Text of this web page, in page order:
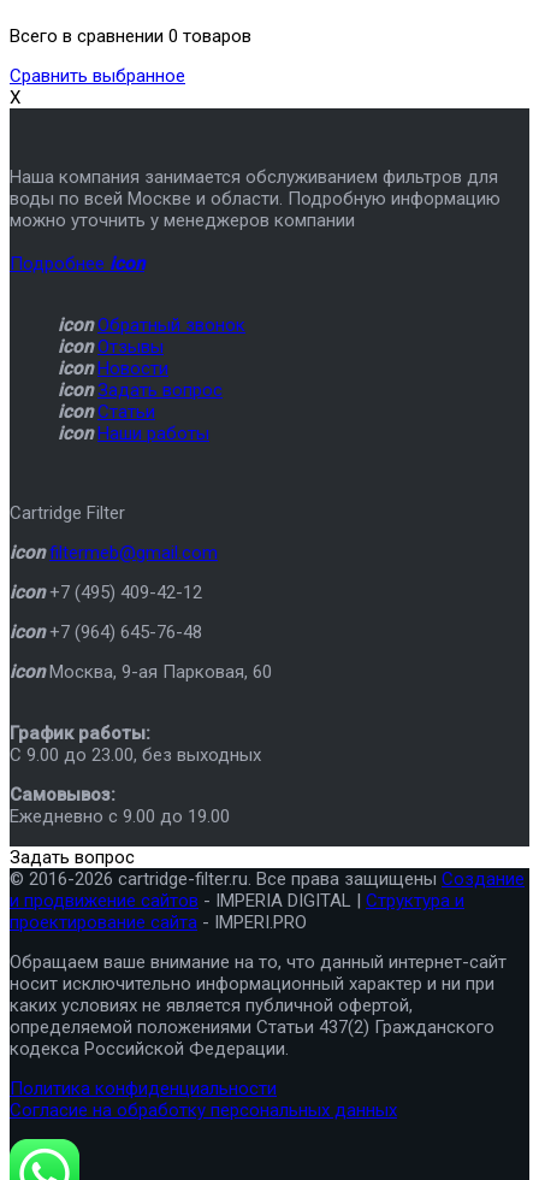
Всего в сравнении 0 товаров
Сравнить выбранное
X
Наша компания занимается обслуживанием фильтров для
воды по всей Москве и области. Подробную информацию
можно уточнить у менеджеров компании
Подробнее icon
icon Обратный звонок
icon Отзывы
icon Новости
icon Задать вопрос
icon Статьи
icon Наши работы
Cartridge Filter
icon filtermeb@gmail.com
icon +7 (495) 409-42-12
icon +7 (964) 645-76-48
icon Москва, 9-ая Парковая, 60
График работы:
C 9.00 до 23.00, без выходных
Самовывоз:
Ежедневно с 9.00 до 19.00
Задать вопрос
© 2016-2026 cartridge-filter.ru. Все права защищены Создание
и продвижение сайтов - IMPERIA DIGITAL | Структура и
проектирование сайта - IMPERI.PRO
Обращаем ваше внимание на то, что данный интернет-сайт
носит исключительно информационный характер и ни при
каких условиях не является публичной офертой,
определяемой положениями Статьи 437(2) Гражданского
кодекса Российской Федерации.
Политика конфиденциальности
Согласие на обработку персональных данных